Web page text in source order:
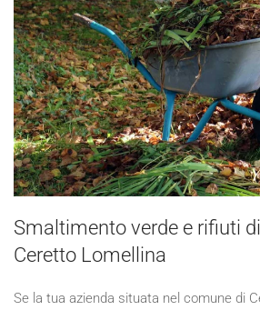
Smaltimento verde e rifiuti
Ceretto Lomellina
Se la tua azienda situata nel comune di